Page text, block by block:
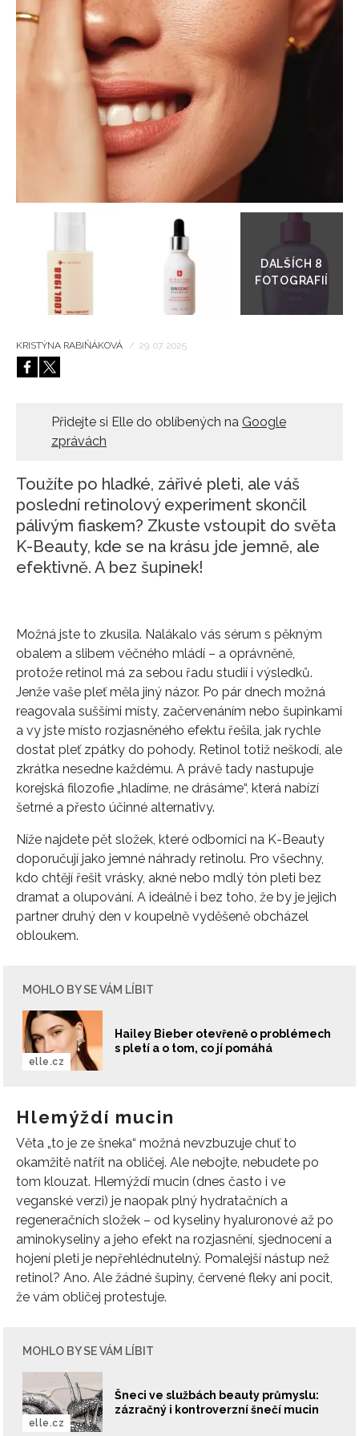
HOME
Přejít
galerie
KRISTÝNA RABIŇÁKOVÁ / 29. 07. 2025
Přidejte si Elle do oblíbených na Google
zprávách
Toužíte po hladké, zářivé pleti, ale váš
poslední retinolový experiment skončil
pálivým fiaskem? Zkuste vstoupit do světa
K-Beauty, kde se na krásu jde jemně, ale
efektivně. A bez šupinek!
Možná jste to zkusila. Nalákalo vás sérum s pěkným
obalem a slibem věčného mládí – a oprávněně,
protože retinol má za sebou řadu studií i výsledků.
Jenže vaše pleť měla jiný názor. Po pár dnech možná
reagovala suššími místy, začervenáním nebo šupinkami
a vy jste místo rozjasněného efektu řešila, jak rychle
dostat pleť zpátky do pohody. Retinol totiž neškodí, ale
zkrátka nesedne každému. A právě tady nastupuje
korejská filozofie „hladíme, ne drásáme“, která nabízí
šetrné a přesto účinné alternativy.
Níže najdete pět složek, které odborníci na K-Beauty
doporučují jako jemné náhrady retinolu. Pro všechny,
kdo chtějí řešit vrásky, akné nebo mdlý tón pleti bez
dramat a olupování. A ideálně i bez toho, že by je jejich
partner druhý den v koupelně vyděšeně obcházel
obloukem.
MOHLO BY SE VÁM LÍBIT
Hailey Bieber otevřeně o problémech
s pletí a o tom, co jí pomáhá
elle.cz
Hlemýždí mucin
Věta „to je ze šneka“ možná nevzbuzuje chuť to
okamžitě natřít na obličej. Ale nebojte, nebudete po
tom klouzat. Hlemýždí mucin (dnes často i ve
veganské verzi) je naopak plný hydratačních a
regeneračních složek – od kyseliny hyaluronové až po
aminokyseliny a jeho efekt na rozjasnění, sjednocení a
hojení pleti je nepřehlédnutelný. Pomalejší nástup než
retinol? Ano. Ale žádné šupiny, červené fleky ani pocit,
že vám obličej protestuje.
MOHLO BY SE VÁM LÍBIT
Šneci ve službách beauty průmyslu:
zázračný i kontroverzní šnečí mucin
elle.cz